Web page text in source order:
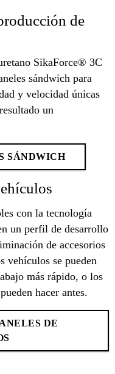
de
SikaForce® 3C
sándwich para
y velocidad únicas
un
SÁNDWICH
con la tecnología
un perfil de desarrollo
de accesorios
vehículos se pueden
más rápido, o los
hacer antes.
DE